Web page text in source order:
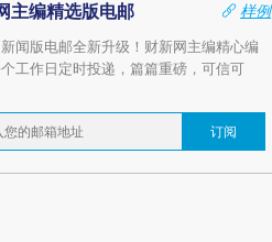
主编精选版电邮
样例
闻版电邮全新升级！财新网主编精心编
工作日定时投递，篇篇重磅，可信可
订阅